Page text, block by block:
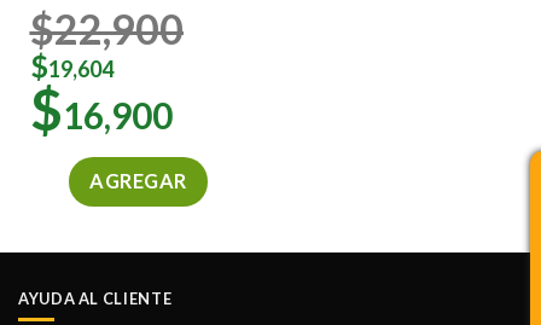
producto
$22,900
$19,604
$16,900
AGREGAR
AYUDA AL CLIENTE